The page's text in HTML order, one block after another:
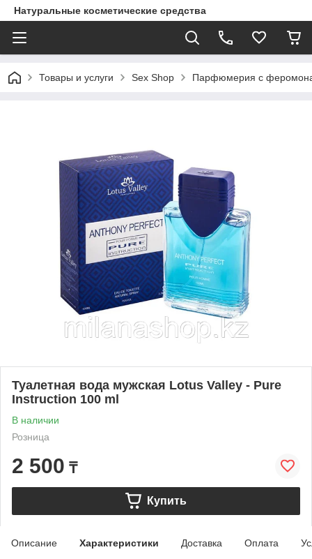
Натуральные косметические средства
Товары и услуги Sex Shop Парфюмерия с
Туалетная вода мужская Lotus Valley - Pure
Instruction 100 ml
В наличии
Розница
2 500 ₸
Купить
Описание Характеристики Доставка Оплата